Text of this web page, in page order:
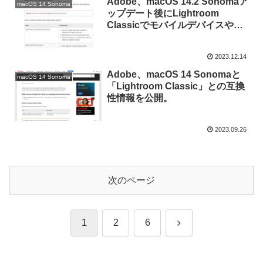
macOS 14 Sonoma
ップデート後にLightroom
Classicでモバイルデバイスやカ
具合が確認されていると発表。
2023.12.14
macOS 14 Sonoma
Adobe、macOS 14 Sonomaと
「Lightroom Classic」との互換
性情報を公開。
2023.09.26
次のページ
1 2 6 次